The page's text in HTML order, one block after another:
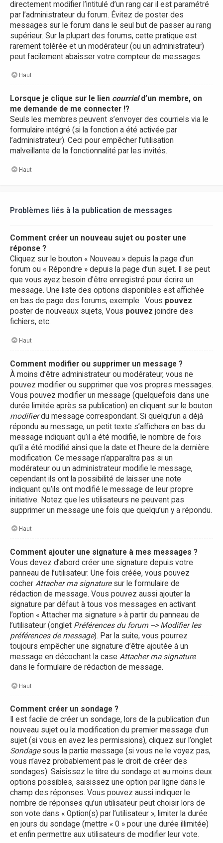
directement modifier l’intitulé d’un rang car il est paramétré
par l’administrateur du forum. Évitez de poster des
messages sur le forum dans le seul but de passer au rang
supérieur. Sur la plupart des forums, cette pratique est
rarement tolérée et un modérateur (ou un administrateur)
peut facilement abaisser votre compteur de messages.
Haut
Lorsque je clique sur le lien courrield’un membre, on
me demande de me connecter !?
Seuls les membres peuvent s’envoyer des courriels via le
formulaire intégré (si la fonction a été activée par
l’administrateur). Ceci pour empêcher l’utilisation
malveillante de la fonctionnalité par les invités.
Haut
Problèmes liés à la publication de messages
Comment créer un nouveau sujet ou poster une
réponse ?
Cliquez sur le bouton « Nouveau » depuis la page d’un
forum ou « Répondre » depuis la page d’un sujet. Il se peut
que vous ayez besoin d’être enregistré pour écrire un
message. Une liste des options disponibles est affichée
en bas de page des forums, exemple : Vous pouvez
poster de nouveaux sujets, Vous pouvez joindre des
fichiers, etc.
Haut
Comment modifier ou supprimer un message ?
À moins d’être administrateur ou modérateur, vous ne
pouvez modifier ou supprimer que vos propres messages.
Vous pouvez modifier un message (quelquefois dans une
durée limitée après sa publication) en cliquant sur le bouton
modifierdu message correspondant. Si quelqu’un a déjà
répondu au message, un petit texte s’affichera en bas du
message indiquant qu’il a été modifié, le nombre de fois
qu’il a été modifié ainsi que la date et l’heure de la dernière
modification. Ce message n’apparaîtra pas si un
modérateur ou un administrateur modifie le message,
cependant ils ont la possibilité de laisser une note
indiquant qu’ils ont modifié le message de leur propre
initiative. Notez que les utilisateurs ne peuvent pas
supprimer un message une fois que quelqu’un y a répondu.
Haut
Comment ajouter une signature à mes messages ?
Vous devez d’abord créer une signature depuis votre
panneau de l’utilisateur. Une fois créée, vous pouvez
cocher Attacher ma signaturesur le formulaire de
rédaction de message. Vous pouvez aussi ajouter la
signature par défaut à tous vos messages en activant
l’option « Attacher ma signature » à partir du panneau de
l’utilisateur (onglet Préférences du forum --> Modifier les
préférences de message). Par la suite, vous pourrez
toujours empêcher une signature d’être ajoutée à un
message en décochant la case Attacher ma signature
dans le formulaire de rédaction de message.
Haut
Comment créer un sondage ?
Il est facile de créer un sondage, lors de la publication d’un
nouveau sujet ou la modification du premier message d’un
sujet (si vous en avez les permissions), cliquez sur l’onglet
Sondagesous la partie message (si vous ne le voyez pas,
vous n’avez probablement pas le droit de créer des
sondages). Saisissez le titre du sondage et au moins deux
options possibles, saisissez une option par ligne dans le
champ des réponses. Vous pouvez aussi indiquer le
nombre de réponses qu’un utilisateur peut choisir lors de
son vote dans « Option(s) par l’utilisateur », limiter la durée
en jours du sondage (mettre « 0 » pour une durée illimitée)
et enfin permettre aux utilisateurs de modifier leur vote.